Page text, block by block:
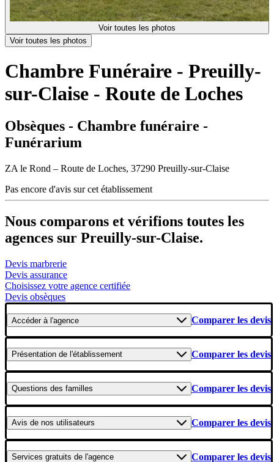
Voir toutes les photos
Voir toutes les photos
Chambre Funéraire - Preuilly-
sur-Claise - Route de Loches
Obsèques - Chambre funéraire -
Funérarium
ZA le Rond – Route de Loches, 37290 Preuilly-sur-Claise
Pas encore d'avis sur cet établissement
Nous comparons et vérifions toutes les
agences sur Preuilly-sur-Claise.
Devis marbrerie
Devis assurance
Choisissez votre agence certifiée
Devis obsèques
Accéderà l'agence Comparer les devis
Présentation de l'établissement Comparer les devis
Questions des familles Comparer les devis
Avis de nos utilisateurs Comparer les devis
Services gratuits de l'agence Comparer les devis